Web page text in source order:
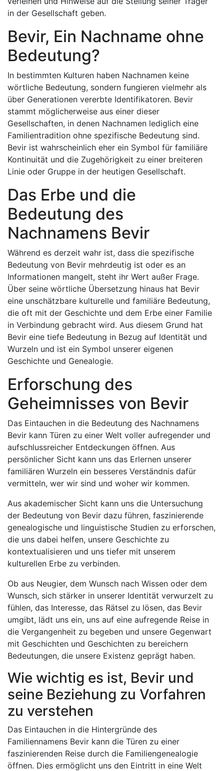
in der Gesellschaft geben.
Bevir, Ein Nachname ohne
Bedeutung?
In bestimmten Kulturen haben Nachnamen keine
wörtliche Bedeutung, sondern fungieren vielmehr als
über Generationen vererbte Identifikatoren. Bevir
stammt möglicherweise aus einer dieser
Gesellschaften, in denen Nachnamen lediglich eine
Familientradition ohne spezifische Bedeutung sind.
Bevir ist wahrscheinlich eher ein Symbol für familiäre
Kontinuität und die Zugehörigkeit zu einer breiteren
Linie oder Gruppe in der heutigen Gesellschaft.
Das Erbe und die
Bedeutung des
Nachnamens Bevir
Während es derzeit wahr ist, dass die spezifische
Bedeutung von Bevir mehrdeutig ist oder es an
Informationen mangelt, steht ihr Wert außer Frage.
Über seine wörtliche Übersetzung hinaus hat Bevir
eine unschätzbare kulturelle und familiäre Bedeutung,
die oft mit der Geschichte und dem Erbe einer Familie
in Verbindung gebracht wird. Aus diesem Grund hat
Bevir eine tiefe Bedeutung in Bezug auf Identität und
Wurzeln und ist ein Symbol unserer eigenen
Geschichte und Genealogie.
Erforschung des
Geheimnisses von Bevir
Das Eintauchen in die Bedeutung des Nachnamens
Bevir kann Türen zu einer Welt voller aufregender und
aufschlussreicher Entdeckungen öffnen. Aus
persönlicher Sicht kann uns das Erlernen unserer
familiären Wurzeln ein besseres Verständnis dafür
vermitteln, wer wir sind und woher wir kommen.
Aus akademischer Sicht kann uns die Untersuchung
der Bedeutung von Bevir dazu führen, faszinierende
genealogische und linguistische Studien zu erforschen,
die uns dabei helfen, unsere Geschichte zu
kontextualisieren und uns tiefer mit unserem
kulturellen Erbe zu verbinden.
Ob aus Neugier, dem Wunsch nach Wissen oder dem
Wunsch, sich stärker in unserer Identität verwurzelt zu
fühlen, das Interesse, das Rätsel zu lösen, das Bevir
umgibt, lädt uns ein, uns auf eine aufregende Reise in
die Vergangenheit zu begeben und unsere Gegenwart
mit Geschichten und Geschichten zu bereichern
Bedeutungen, die unsere Existenz geprägt haben.
Wie wichtig es ist, Bevir und
seine Beziehung zu Vorfahren
zu verstehen
Das Eintauchen in die Hintergründe des
Familiennamens Bevir kann die Türen zu einer
faszinierenden Reise durch die Familiengenealogie
öffnen. Dies ermöglicht uns den Eintritt in eine Welt